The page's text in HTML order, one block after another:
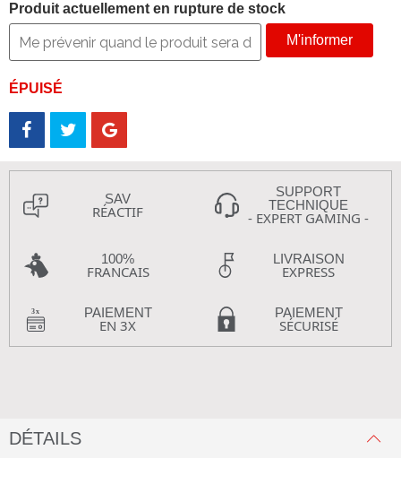
Produit actuellement en rupture de stock
M'informer
ÉPUISÉ
SAV
RÉACTIF
SUPPORT
TECHNIQUE
- EXPERT GAMING -
100%
FRANCAIS
LIVRAISON
EXPRESS
PAIEMENT
EN 3X
PAIEMENT
SÉCURISÉ
DÉTAILS